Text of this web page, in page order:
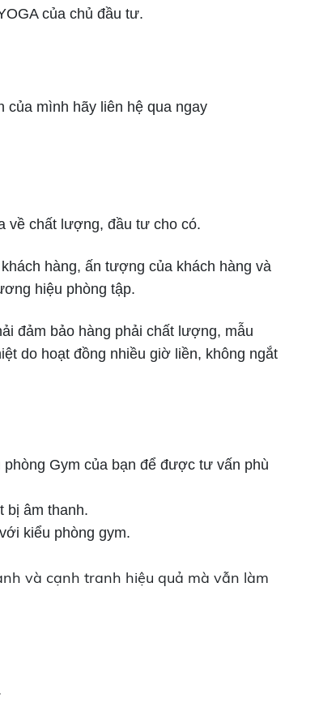
của chủ đầu tư.
của mình hãy liên hệ qua ngay
về chất lượng, đầu tư cho có.
hàng, ấn tượng của khách hàng và
hiệu phòng tập.
đảm bảo hàng phải chất lượng, mẫu
do hoạt đồng nhiều giờ liền, không ngắt
Gym của bạn để được tư vấn phù
bị âm thanh.
kiểu phòng gym.
và cạnh tranh hiệu quả mà vẫn làm